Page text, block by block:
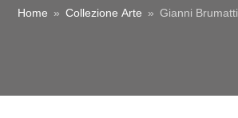
Home » Collezione Arte » Gianni Brumatti